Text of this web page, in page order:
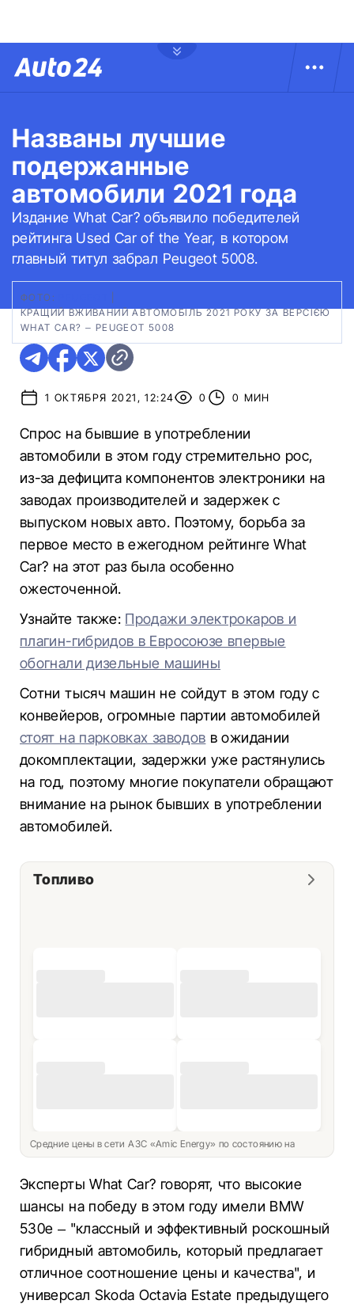
Названы лучшие
подержанные
автомобили 2021 года
Издание What Car? объявило победителей
рейтинга Used Car of the Year, в котором
главный титул забрал Peugeot 5008.
ФОТО:
КРАЩИЙ ВЖИВАНИЙ АВТОМОБІЛЬ 2021 РОКУ ЗА ВЕРСІЄЮ
WHAT CAR? – PEUGEOT 5008
1 ОКТЯБРЯ 2021, 12:24 0 0 МИН
Спрос на бывшие в употреблении
автомобили в этом году стремительно рос,
из-за дефицита компонентов электроники на
заводах производителей и задержек с
выпуском новых авто. Поэтому, борьба за
первое место в ежегодном рейтинге What
Car? на этот раз была особенно
ожесточенной.
Узнайте также: Продажи электрокаров и
плагин-гибридов в Евросоюзе впервые
обогнали дизельные машины
Сотни тысяч машин не сойдут в этом году с
конвейеров, огромные партии автомобилей
стоят на парковках заводов в ожидании
докомплектации, задержки уже растянулись
на год, поэтому многие покупатели обращают
внимание на рынок бывших в употреблении
автомобилей.
Топливо
Средние цены в сети АЗС «Amic Energy» по состоянию на
Эксперты What Car? говорят, что высокие
шансы на победу в этом году имели BMW
530e – "классный и эффективный роскошный
гибридный автомобиль, который предлагает
отличное соотношение цены и качества", и
универсал Skoda Octavia Estate предыдущего